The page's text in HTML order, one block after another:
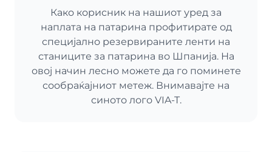
Како корисник на нашиот уред за
наплата на патарина профитирате од
специјално резервираните ленти на
станиците за патарина во Шпанија. На
овој начин лесно можете да го поминете
сообраќајниот метеж. Внимавајте на
синото лого VIA-T.